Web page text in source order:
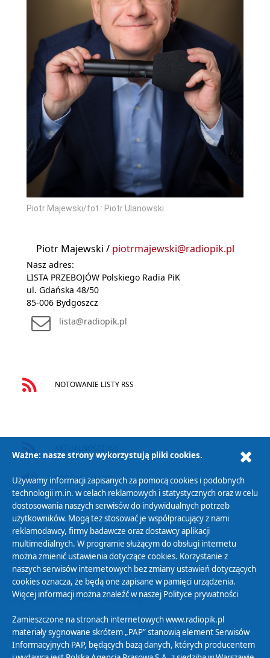
Piotr Majewski/fot.: Piotr Ulanowski
Piotr Majewski / piotrmajewski@radiopik.pl
Nasz adres:
LISTA PRZEBOJÓW Polskiego Radia PiK
ul. Gdańska 48/50
85-006 Bydgoszcz
lista@radiopik.pl
NOTOWANIE LISTY RSS
PODCAST AUDIO
Polityka Prywatności
Zasady korzystania z Serwisu
Organizacje Pożytku Publicznego
Cyfryzacja DAB+
Polityka ochrony danych osobowych
Abonament
Ważne: nasze strony wykorzystują pliki cookies.
Używamy informacji zapisanych za pomocą cookies i podobnych
technologii m.in. w celach reklamowych i statystycznych oraz w celu
dostosowania naszych serwisów do indywidualnych potrzeb
użytkowników. Mogą też stosować je współpracujący z nami
reklamodawcy, firmy badawcze oraz dostawcy aplikacji
multimedialnych. W programie służącym do obsługi internetu
można zmienić ustawienia dotyczące cookies. Korzystanie z
naszych serwisów internetowych bez zmiany ustawień dotyczących
cookies oznacza, że będą one zapisane w pamięci urządzenia.
Więcej informacji można znaleźć w naszej Polityce prywatności
Zamieszczone na stronach internetowych www.radiopik.pl
materiały sygnowane skrótem „PAP” stanowią element Serwisów
Informacyjnych PAP, będących bazą danych, których producentem